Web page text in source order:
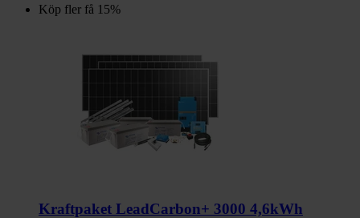
Köp fler få 15%
Kraftpaket LeadCarbon+ 3000 4,6kWh